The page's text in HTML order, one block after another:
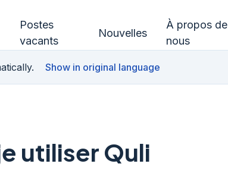
Postes
vacants
Nouvelles
À propos de
nous
Show in original language
utiliser Quli